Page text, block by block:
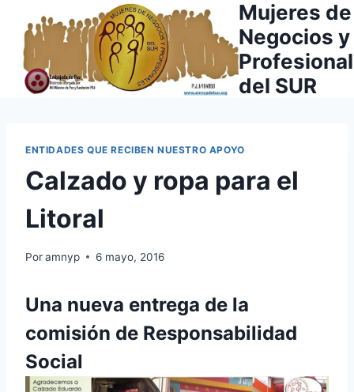
contenido
Mujeres de
Negocios y
del SUR
ENTIDADES QUE RECIBEN NUESTRO APOYO
Calzado y ropa para el
Litoral
Poramnyp 6 mayo, 2016
Una nueva entrega de la
comisión de Responsabilidad
Social